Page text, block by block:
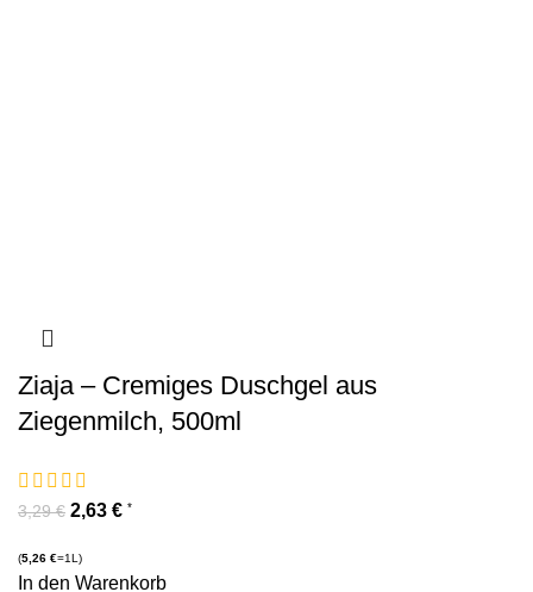
Ziaja – Cremiges Duschgel aus
Ziegenmilch, 500ml
3,29€ 2,63 € *
(5,26 €=1L)
In den Warenkorb